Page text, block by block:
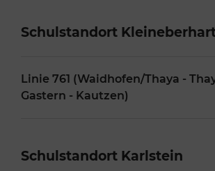
Schulstandort
Linie 761 (Waidhofen/Thaya -
Gastern - Kautzen)
Schulstandort Karlstein